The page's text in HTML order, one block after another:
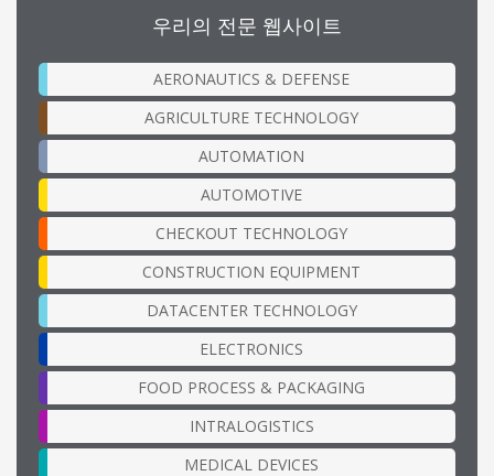
우리의 전문 웹사이트
AERONAUTICS & DEFENSE
AGRICULTURE TECHNOLOGY
AUTOMATION
AUTOMOTIVE
CHECKOUT TECHNOLOGY
CONSTRUCTION EQUIPMENT
DATACENTER TECHNOLOGY
ELECTRONICS
FOOD PROCESS & PACKAGING
INTRALOGISTICS
MEDICAL DEVICES